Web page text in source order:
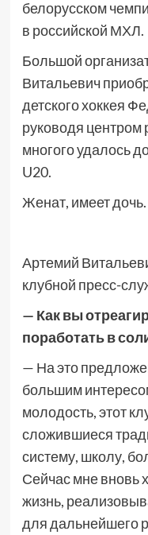
белорусском
в российской МХЛ.
Большой
Витальевич
детского хоккея
руководя центром
многого удалось
U20.
Женат, имеет дочь.
Артемий
клубной пресс-
— Как вы
поработать в
— На это
большим
молодость, этот
сложившиеся
систему, школу,
Сейчас мне вновь
жизнь,
для дальнейшего